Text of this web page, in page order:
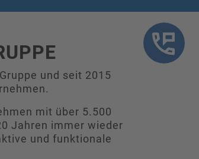
und seit 2015
mit über 5.500
Jahren immer wieder
und funktionale